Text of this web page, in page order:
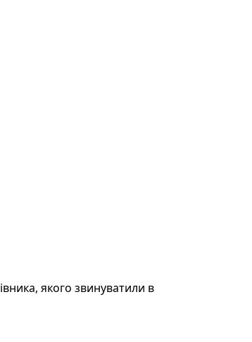
якого звинуватили в